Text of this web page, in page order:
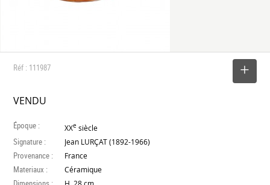
Réf : 111987
VENDU
Époque : XXe siècle
Signature : Jean LURÇAT (1892-1966)
Provenance : France
Materiaux : Céramique